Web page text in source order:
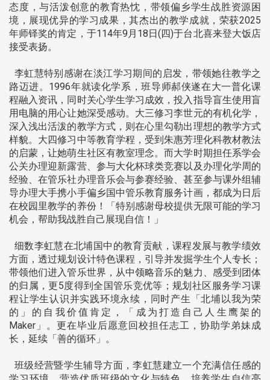
态度，与活泼创意的教育热忱，带领偏乡学生战胜资源困
境，展现优异的学习成果，其杰出的教学成就，荣获2025
年师铎奖的肯定，于114年9月18日(四)于台北喜来登大饭店
接受表扬。
李虹慧特别感谢在淡江学习期间的启发，带领她往教学之
路迈进。1996年就读化学系，班导师郝侠遂在大一普化课
程融入资讯，同时关心学生学习成效，投入指导盲生使用盲
用电脑的用心让她深受感动。大三修习李世元的有机化学，
深入浅出活泼的教学方式，则在心里勾勒出理想的教学方式
样貌。大四修习中等教育学程，受到朱惠芳理化科教材教法
的启蒙，让她萌生社区有教室理念。而大学时期担任系学会
公关办理迎新露营、参与大化杯球类竞赛以及办理化学周的
经验、在管乐社办理音乐会与参赛经验、甚至参与课外组辅
导办理大手携小手偏乡国中管乐教育服务计画，都成为日后
在校园里教学的养份！「特别感谢母校提供无限可能的学习
机会，帮助我战胜自己展现自信！」
细数李虹慧在北埔国中的教育贡献，课程发展与教学绩效
方面，透过规划设计特色课程，引导并发掘学生个人专长；
带领他们进入管乐世界，从中领略音乐的魅力、感受到团体
的归属，更5度得到全国管乐竞优等；规划社区服务学习课
程让学生认识并实践环境永续，同时产生「北埔以我为荣
的」的自我价值肯定，「成为打造自己人生鹰架的
Maker」。更在毕业后愿意回校担任志工，协助学弟妹成
长，延续「善的循环」。
班级经营暨学生辅导方面，李虹慧建立一个充满信任感的